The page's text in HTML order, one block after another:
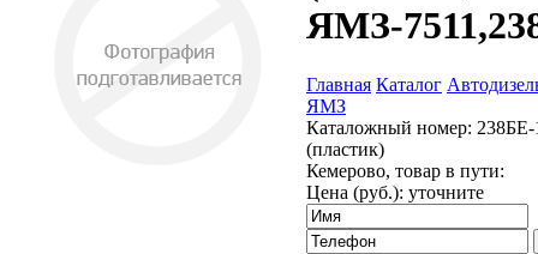
ЯМЗ-
Главная Каталог
ЯМЗ
Каталожный номер:
(пластик)
Кемерово, товар в пути:
Цена (руб.): уточните